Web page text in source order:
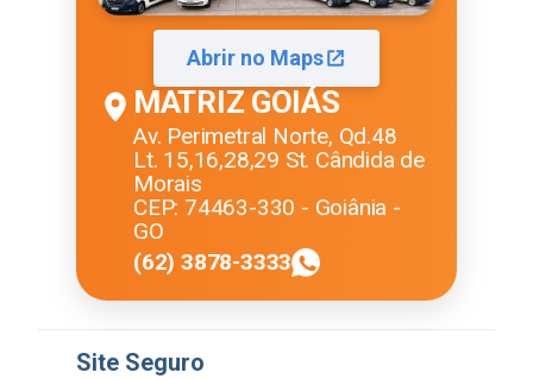
Abrir no Maps
MATRIZ GOIÁS
Av. Perimetral Norte, Qd.48
Lt. 15,16,28,29 St. Cândida de
Morais
CEP: 74463-330 - Goiânia -
GO
(62) 3878-3333
Site Seguro